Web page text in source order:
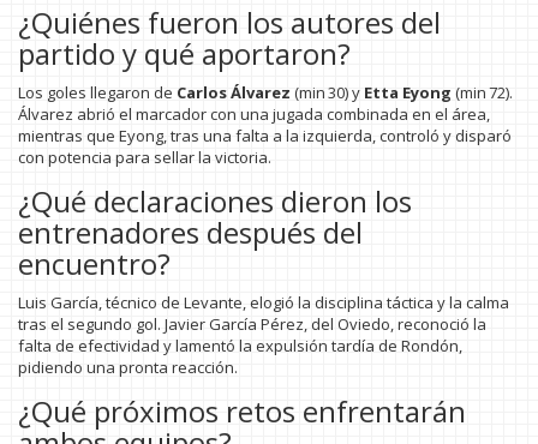
¿Quiénes fueron los autores del
partido y qué aportaron?
Los goles llegaron de Carlos Álvarez (min 30) y Etta Eyong (min 72).
Álvarez abrió el marcador con una jugada combinada en el área,
mientras que Eyong, tras una falta a la izquierda, controló y disparó
con potencia para sellar la victoria.
¿Qué declaraciones dieron los
entrenadores después del
encuentro?
Luis García, técnico de Levante, elogió la disciplina táctica y la calma
tras el segundo gol. Javier García Pérez, del Oviedo, reconoció la
falta de efectividad y lamentó la expulsión tardía de Rondón,
pidiendo una pronta reacción.
¿Qué próximos retos enfrentarán